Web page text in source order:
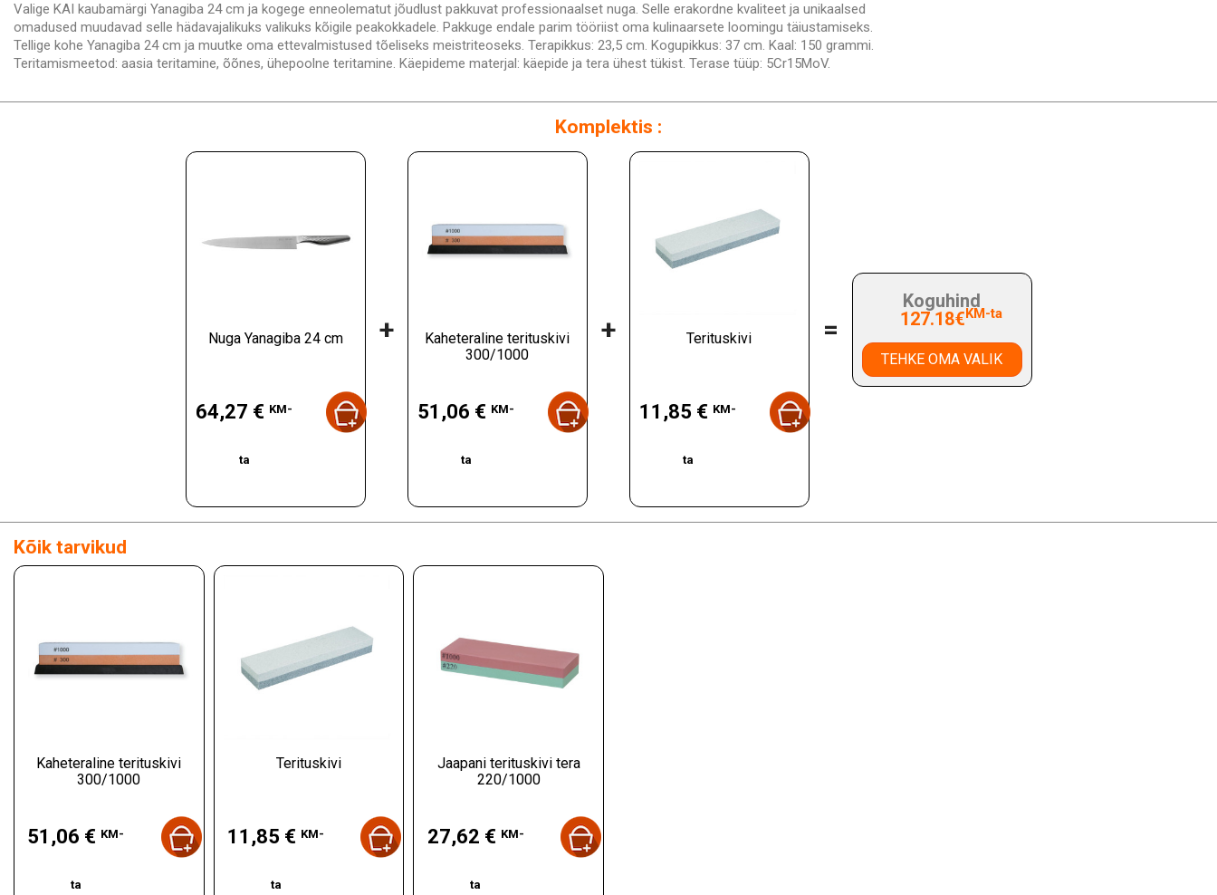
Valige KAI kaubamärgi Yanagiba 24 cm ja kogege enneolematut jõudlust pakkuvat professionaalset nuga. Selle erakordne kvaliteet ja unikaalsed
omadused muudavad selle hädavajalikuks valikuks kõigile peakokkadele. Pakkuge endale parim tööriist oma kulinaarsete loomingu täiustamiseks.
Tellige kohe Yanagiba 24 cm ja muutke oma ettevalmistused tõeliseks meistriteoseks. Terapikkus: 23,5 cm. Kogupikkus: 37 cm. Kaal: 150 grammi.
Teritamismeetod: aasia teritamine, õõnes, ühepoolne teritamine. Käepideme materjal: käepide ja tera ühest tükist. Terase tüüp: 5Cr15MoV.
Komplektis :
Nuga Yanagiba 24 cm
64,27 € KM-
ta
+
Kaheteraline terituskivi
300/1000
51,06 € KM-
ta
+ Terituskivi
11,85 € KM-
ta
=
Koguhind
127.18€KM-ta
TEHKE OMA VALIK
Kõik tarvikud
Kaheteraline terituskivi
300/1000
51,06 € KM-
ta
Terituskivi
11,85 € KM-
ta
Jaapani terituskivi tera
220/1000
27,62 € KM-
ta